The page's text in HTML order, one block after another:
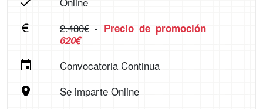
2.480€- Precio de promoción
620€
Convocatoria Continua
Se imparte Online